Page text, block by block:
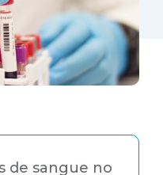
de sangue no